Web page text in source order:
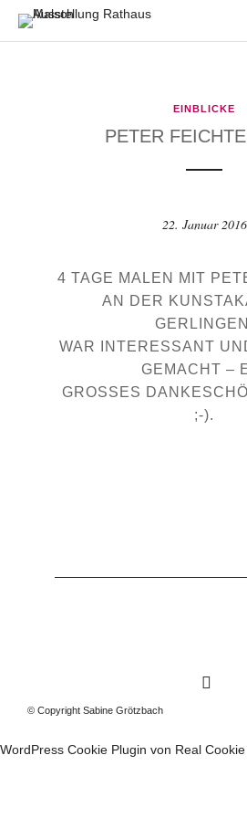
EINBLICKE
PETER
22. Januar 2016
4 TAGE MALEN MIT
AN DER
WAR INTERESSANT
EMACHT –
ROSSES
).
© Copyright Sabine Grötzbach
WordPress Cookie Plugin von Real